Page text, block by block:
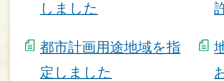
しました
都市計画用途地域を指
定しました